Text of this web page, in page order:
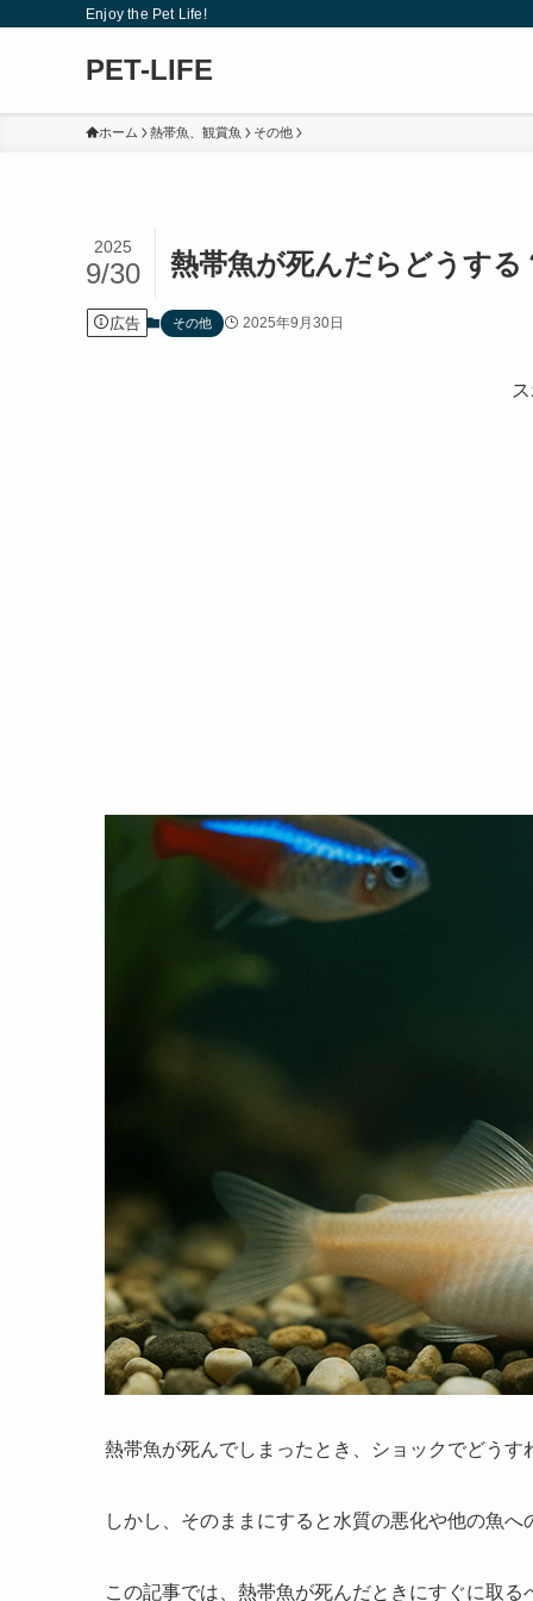
Enjoy the Pet Life!
PET-LIFE
ホーム 熱帯魚、観賞魚 その他
熱帯魚が死んだらどうす
2025
9/30
広告 その他 2025年9月30日
熱帯魚が死んでしまったとき、ショックでどう
しかし、そのままにすると水質の悪化や他の魚
この記事では、熱帯魚が死んだときにすぐに取